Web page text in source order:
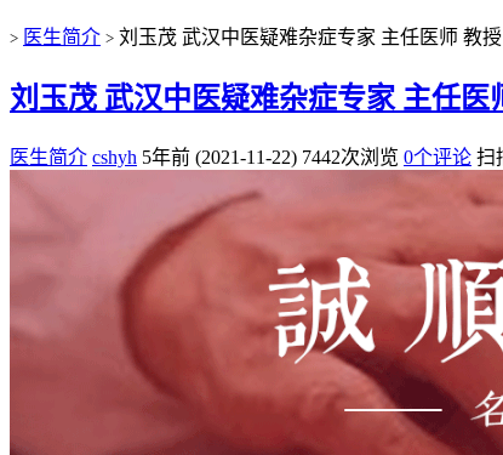
> 医生简介 > 刘玉茂 武汉中医疑难杂症专家 主任医师 教授
刘玉茂 武汉中医疑难杂症专家 主任医
医生简介 cshyh 5年前 (2021-11-22) 7442次浏览 0个评论 扫